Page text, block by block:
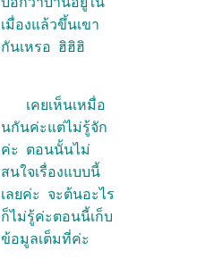
เมื่องแล้วขึ้นเขา
กันเหรอ ฮิฮิฮิ
เคยเห็นเหมื่อ
นกันค่ะแต่ไม่รู้จัก
ค่ะ ตอนนั้นไม่
สนใจเรื่องแบบนี้
เลยค่ะ จะต้นอะไร
ก็ไม่รู้ค่ะตอนนี้เก็บ
ข้อมูลเต็มที่ค่ะ